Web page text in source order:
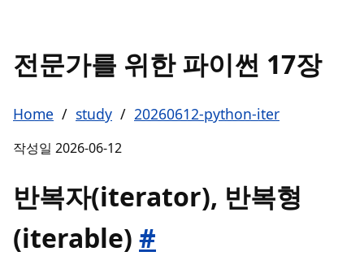
전문가를 위한 파이썬 17장
Home / study / 20260612-python-iter
작성일 2026-06-12
반복자(iterator), 반복형
(iterable) #